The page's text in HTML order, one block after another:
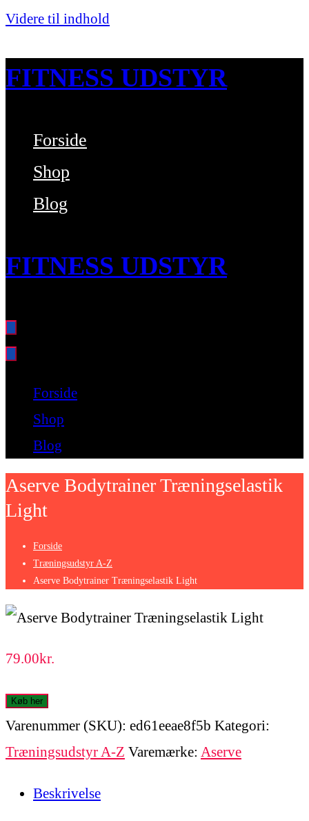
Videre til indhold
FITNESS UDSTYR
Bare endnu et fitness websted
Forside
Shop
Blog
FITNESS UDSTYR
Bare endnu et fitness websted
Forside
Shop
Blog
Aserve Bodytrainer Træningselastik
Light
Forside
Træningsudstyr A-Z
Aserve Bodytrainer Træningselastik Light
79.00kr.
Køb her
Varenummer (SKU): ed61eeae8f5b Kategori:
Træningsudstyr A-Z Varemærke: Aserve
Beskrivelse